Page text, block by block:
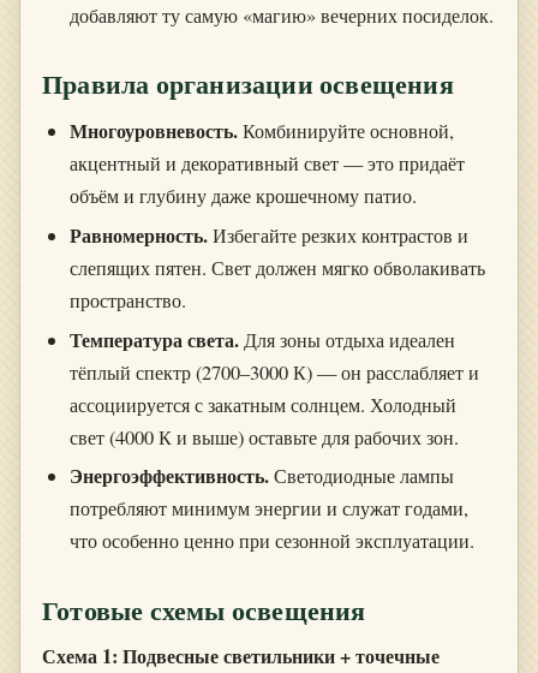
добавляют ту самую «магию» вечерних посиделок.
Правила организации освещения
Многоуровневость.Комбинируйте основной,
акцентный и декоративный свет — это придаёт
объём и глубину даже крошечному патио.
Равномерность.Избегайте резких контрастов и
слепящих пятен. Свет должен мягко обволакивать
пространство.
Температура света.Для зоны отдыха идеален
тёплый спектр (2700–3000 К) — он расслабляет и
ассоциируется с закатным солнцем. Холодный
свет (4000 К и выше) оставьте для рабочих зон.
Энергоэффективность.Светодиодные лампы
потребляют минимум энергии и служат годами,
что особенно ценно при сезонной эксплуатации.
Готовые схемы освещения
Схема 1: Подвесные светильники + точечные